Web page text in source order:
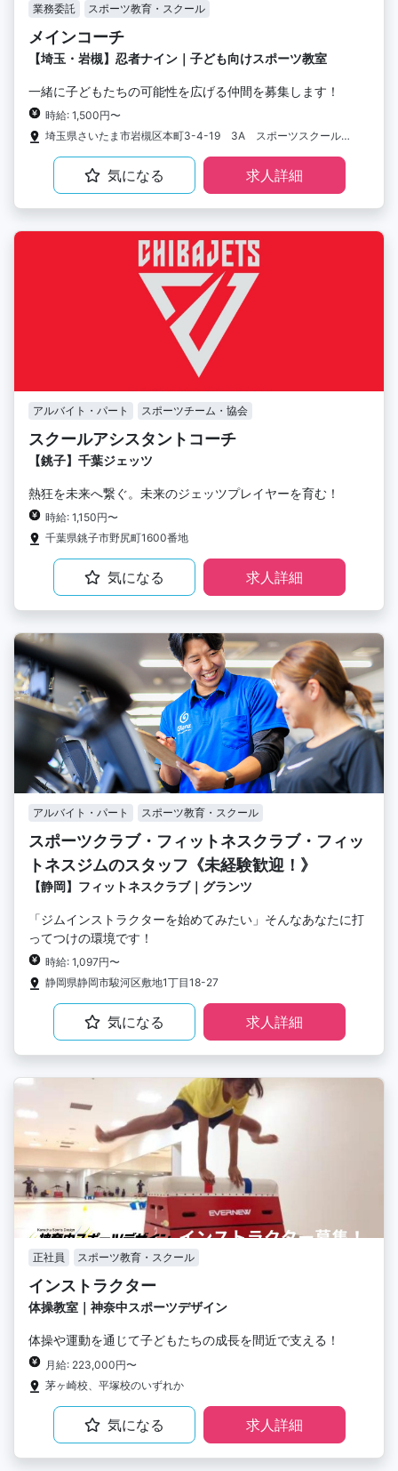
業務委託 スポーツ教育・スクール
メインコーチ
【埼玉・岩槻】忍者ナイン｜子ども向けスポーツ教室
一緒に子どもたちの可能性を広げる仲間を募集します！
時給: 1,500円〜
埼玉県さいたま市岩槻区本町3-4-19 3A スポーツスクール88
気になる 求人詳細
アルバイト・パート スポーツチーム・協会
スクールアシスタントコーチ
【銚子】千葉ジェッツ
熱狂を未来へ繋ぐ。未来のジェッツプレイヤーを育む！
時給: 1,150円〜
千葉県銚子市野尻町1600番地
気になる 求人詳細
アルバイト・パート スポーツ教育・スクール
スポーツクラブ・フィットネスクラブ・フィッ
トネスジムのスタッフ《未経験歓迎！》
【静岡】フィットネスクラブ｜グランツ
「ジムインストラクターを始めてみたい」そんなあなたに打
ってつけの環境です！
時給: 1,097円〜
静岡県静岡市駿河区敷地1丁目18-27
気になる 求人詳細
正社員 スポーツ教育・スクール
インストラクター
体操教室｜神奈中スポーツデザイン
体操や運動を通じて子どもたちの成長を間近で支える！
月給: 223,000円〜
茅ヶ崎校、平塚校のいずれか
気になる 求人詳細